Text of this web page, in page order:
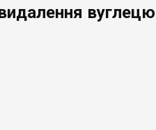
вуглецю